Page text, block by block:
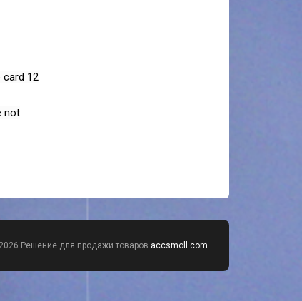
12
not
Решение для продажи товаров accsmoll.com